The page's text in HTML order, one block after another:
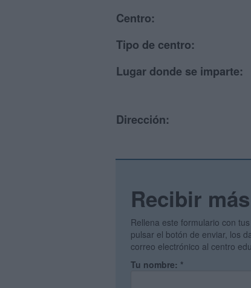
Centro:
Tipo de centro:
Lugar donde se imparte:
Dirección:
Recibir
Rellena este formulario con
pulsar el botón de enviar, los
correo electrónico al centro
Tu nombre: *